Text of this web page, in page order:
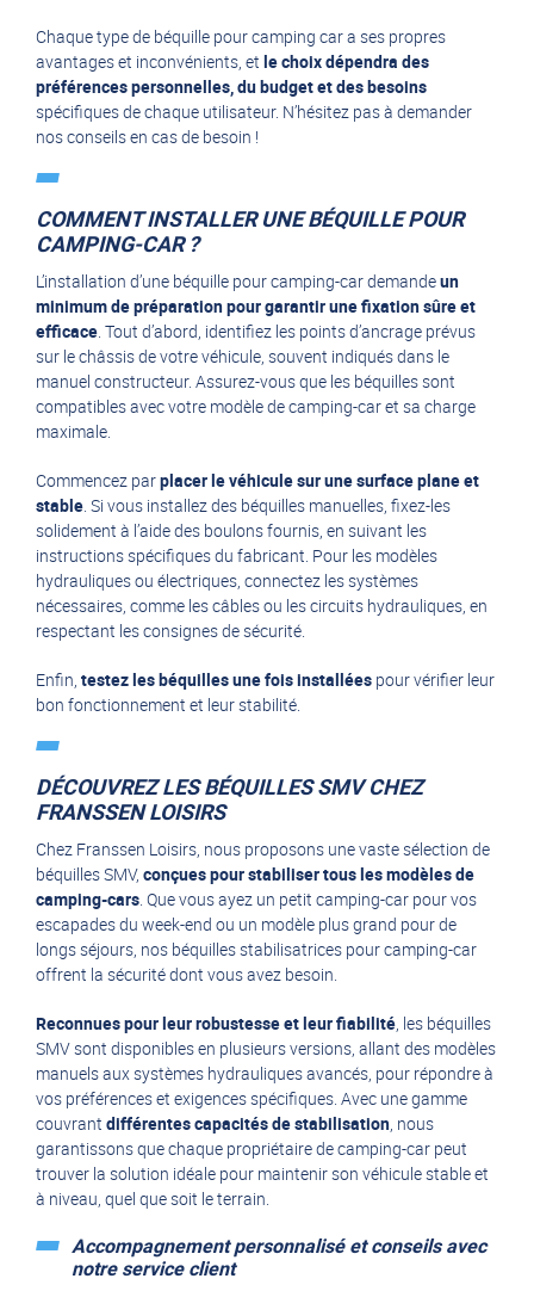
Chaque type de béquille pour camping car a ses propres
avantages et inconvénients, et le choix dépendra des
préférences personnelles, du budget et des besoins
spécifiques de chaque utilisateur. N’hésitez pas à demander
nos conseils en cas de besoin !
COMMENT INSTALLER UNE BÉQUILLE POUR
CAMPING-CAR ?
L’installation d’une béquille pour camping-car demandeun
minimum de préparation pour garantir une fixation sûre et
efficace. Tout d’abord, identifiez les points d’ancrage prévus
sur le châssis de votre véhicule, souvent indiqués dans le
manuel constructeur. Assurez-vous que les béquilles sont
compatibles avec votre modèle de camping-car et sa charge
maximale.
Commencez parplacer le véhicule sur une surface plane et
stable. Si vous installez des béquilles manuelles, fixez-les
solidement à l’aide des boulons fournis, en suivant les
instructions spécifiques du fabricant. Pour les modèles
hydrauliques ou électriques, connectez les systèmes
nécessaires, comme les câbles ou les circuits hydrauliques, en
respectant les consignes de sécurité.
Enfin, testez les béquilles une fois installées pour vérifier leur
bon fonctionnement et leur stabilité.
DÉCOUVREZ LES BÉQUILLES SMV CHEZ
FRANSSEN LOISIRS
Chez Franssen Loisirs, nous proposons une vaste sélection de
béquilles SMV, conçues pour stabiliser tous les modèles de
camping-cars. Que vous ayez un petit camping-car pour vos
escapades du week-end ou un modèle plus grand pour de
longs séjours, nos béquilles stabilisatrices pour camping-car
offrent la sécurité dont vous avez besoin.
Reconnues pour leur robustesse et leur fiabilité, les béquilles
SMV sont disponibles en plusieurs versions, allant des modèles
manuels aux systèmes hydrauliques avancés, pour répondre à
vos préférences et exigences spécifiques. Avec une gamme
couvrant différentes capacités de stabilisation, nous
garantissons que chaque propriétaire de camping-car peut
trouver la solution idéale pour maintenir son véhicule stable et
à niveau, quel que soit le terrain.
Accompagnement personnalisé et conseils avec
notre service client